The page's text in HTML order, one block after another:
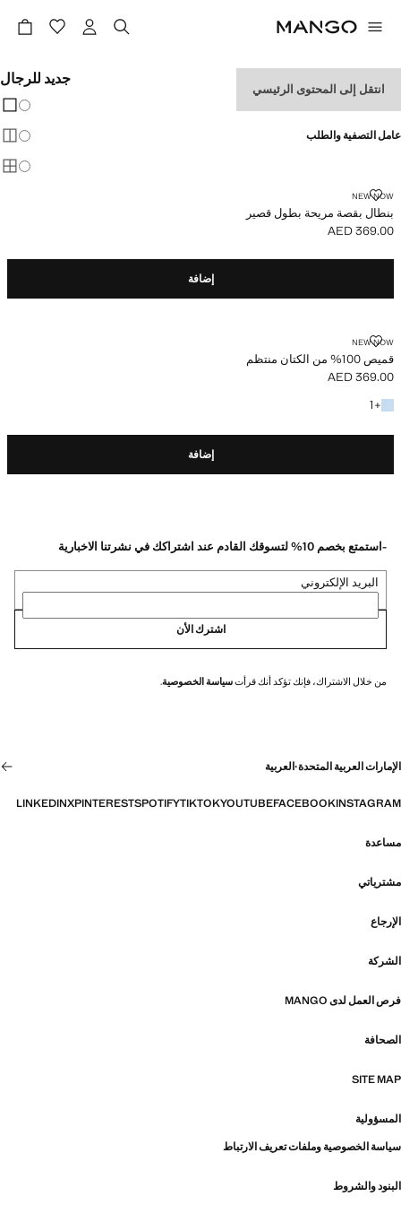
انتقل إلى المحتوى الرئيسي
جديد للرجال
عامل التصفية والطلب
NEW NOW
بنطال بقصة مريحة بطول قصير
بنطال بقصة مريحة بطول قصير
السعر الحالي [AED 369.00 ]
AED 369.00
إضافة
NEW NOW
قميص 100% من الكتان منتظم
قميص 100% من الكتان منتظم
السعر الحالي [AED 369.00 ]
AED 369.00
+
1
+ لون آخر
إضافة
-استمتع بخصم 10% لتسوقك القادم عند اشتراكك في نشرتنا الاخبارية
البريد الإلكتروني
اشترك الأن
من خلال الاشتراك، فإنك تؤكد أنك قرأتسياسة الخصوصية.
الإمارات العربية المتحدة·العربية
INSTAGRAM
FACEBOOK
YOUTUBE
TIKTOK
SPOTIFY
PINTEREST
X
LINKEDIN
مساعدة
مشترياتي
الإرجاع
الشركة
فرص العمل لدى MANGO
الصحافة
SITE MAP
المسؤولية
سياسة الخصوصية وملفات تعريف الارتباط
البنود والشروط